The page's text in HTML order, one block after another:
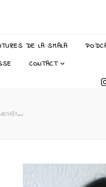
DE LA SMALA
CONTACT